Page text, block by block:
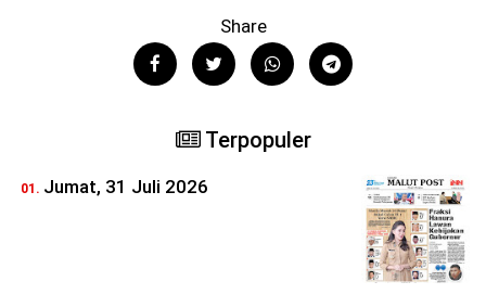
Share
Terpopuler
Jumat, 31 Juli 2026